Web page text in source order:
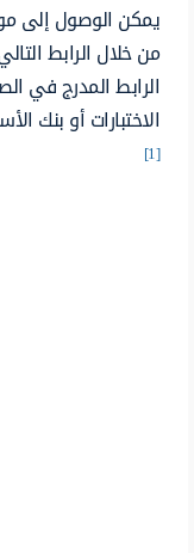
يمكن الوصول إلى
من خلال الرابط
الرابط المدرج في
الاختبارات أو بنك
[1]